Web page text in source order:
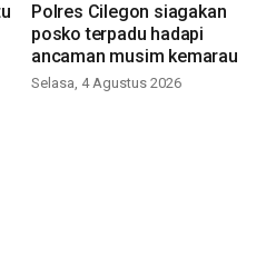
Polres Cilegon siagakan
posko terpadu hadapi
ancaman musim kemarau
Selasa, 4 Agustus 2026